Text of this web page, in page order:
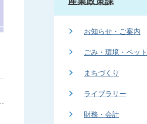
お知らせ・ご案内
ごみ・環境・ペット
まちづくり
ライブラリー
財務・会計